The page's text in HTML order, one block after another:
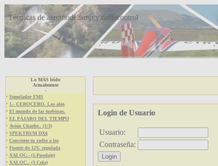
Técnicas de aeromodelismo y radiocontrol
Lo MÁS leído
Actualmente
-
· Simulador FMS
· 1.- CEROCERO. Las alas
· El mundo de las turbinas.
· EL PÁJARO DEL TIEMPO
· Avión Charlie.. (1/3)
· SPEKTRUM DX6
· Convierte tu radio a los
· Fuente de 12V. regulada
· XALOC.- (1-Fuselaje)
· XALOC.- (3 Cola)
Login de Usuario
Usuario:
Contraseña: